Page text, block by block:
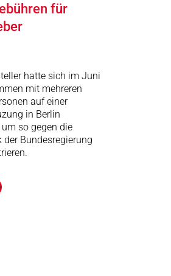
für
hatte sich im Juni
mit mehreren
auf einer
in Berlin
so gegen die
Bundesregierung